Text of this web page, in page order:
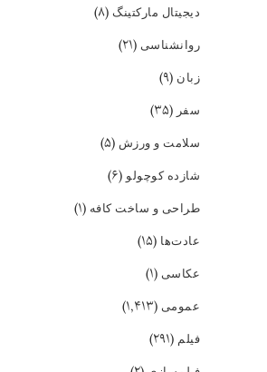
دیجیتال مارکتینگ (۸)
روانشناسی (۲۱)
زبان (۹)
سفر (۳۵)
سلامت و ورزش (۵)
شازده کوچولو(۶)
طراحی و ساخت کافه (۱)
عادت‌ها (۱۵)
عکاسی (۱)
عمومی (۱,۴۱۳)
فیلم (۲۹۱)